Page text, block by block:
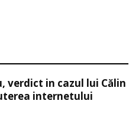
verdict in cazul lui Călin
internetului